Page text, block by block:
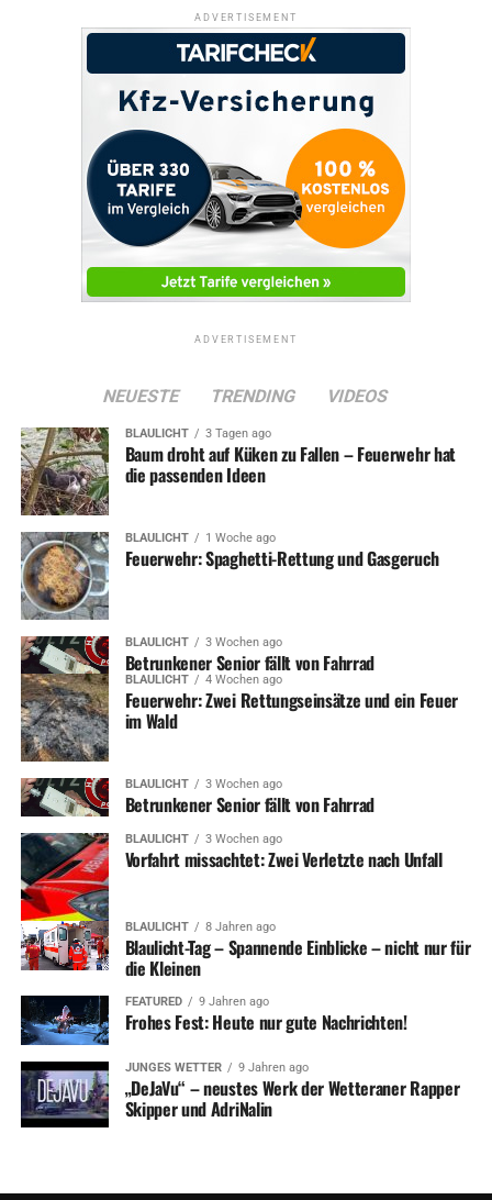
ADVERTISEMENT
ADVERTISEMENT
NEUESTE TRENDING VIDEOS
BLAULICHT 3 Tagen ago
Baum droht auf Küken zu Fallen – Feuerwehr hat
die passenden Ideen
BLAULICHT 1 Woche ago
Feuerwehr: Spaghetti-Rettung und Gasgeruch
BLAULICHT 3 Wochen ago
Betrunkener Senior fällt von Fahrrad
BLAULICHT 4 Wochen ago
Feuerwehr: Zwei Rettungseinsätze und ein Feuer
im Wald
BLAULICHT 3 Wochen ago
Betrunkener Senior fällt von Fahrrad
BLAULICHT 3 Wochen ago
Vorfahrt missachtet: Zwei Verletzte nach Unfall
BLAULICHT 8 Jahren ago
Blaulicht-Tag – Spannende Einblicke – nicht nur für
die Kleinen
FEATURED 9 Jahren ago
Frohes Fest: Heute nur gute Nachrichten!
JUNGES WETTER 9 Jahren ago
„DeJaVu“ – neustes Werk der Wetteraner Rapper
Skipper und AdriNalin